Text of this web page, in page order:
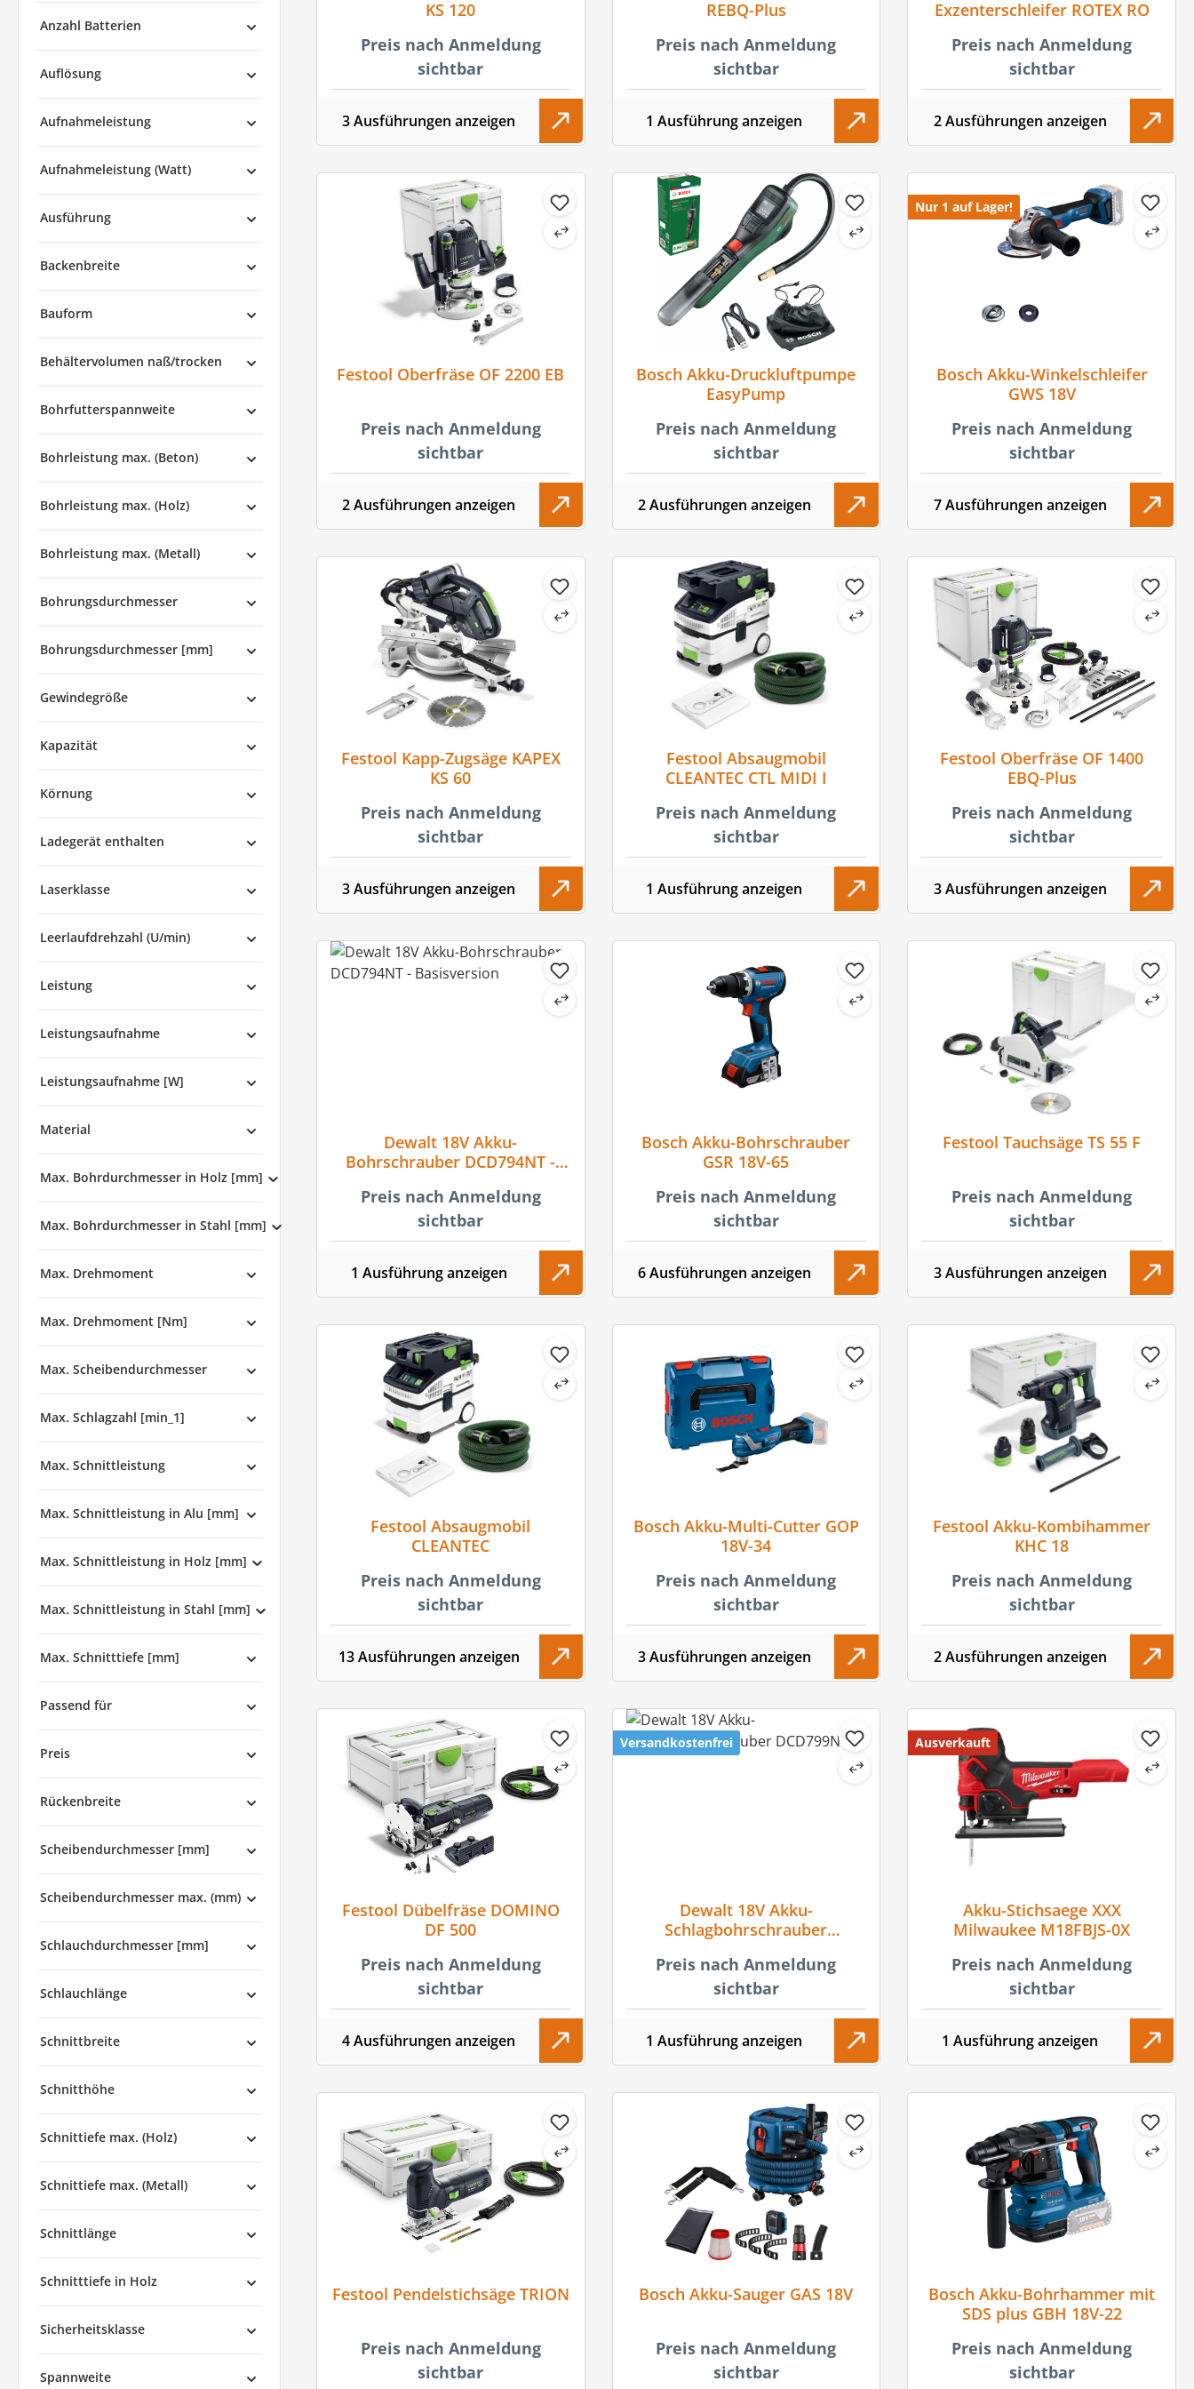
Anzahl Batterien
Auflösung
Aufnahmeleistung
Aufnahmeleistung (Watt)
Ausführung
Backenbreite
Bauform
Behältervolumen naß/trocken
Bohrfutterspannweite
Bohrleistung max. (Beton)
Bohrleistung max. (Holz)
Bohrleistung max. (Metall)
Bohrungsdurchmesser
Bohrungsdurchmesser [mm]
Gewindegröße
Kapazität
Körnung
Ladegerät enthalten
Laserklasse
Leerlaufdrehzahl (U/min)
Leistung
Leistungsaufnahme
Leistungsaufnahme [W]
Material
Max. Bohrdurchmesser in Holz [mm]
Max. Bohrdurchmesser in Stahl [mm]
Max. Drehmoment
Max. Drehmoment [Nm]
Max. Scheibendurchmesser
Max. Schlagzahl [min_1]
Max. Schnittleistung
Max. Schnittleistung in Alu [mm]
Max. Schnittleistung in Holz [mm]
Max. Schnittleistung in Stahl [mm]
Max. Schnitttiefe [mm]
Passend für
Preis
Rückenbreite
Scheibendurchmesser [mm]
Scheibendurchmesser max. (mm)
Schlauchdurchmesser [mm]
Schlauchlänge
Schnittbreite
Schnitthöhe
Schnittiefe max. (Holz)
Schnittiefe max. (Metall)
Schnittlänge
Schnitttiefe in Holz
Sicherheitsklasse
Spannweite
KS 120
Preis nach Anmeldung
sichtbar
3 Ausführungen anzeigen
REBQ-Plus
Preis nach Anmeldung
sichtbar
1 Ausführung anzeigen
Exzenterschleifer ROTEX RO
Preis nach Anmeldung
sichtbar
2 Ausführungen anzeigen
Festool Oberfräse OF 2200 EB
Preis nach Anmeldung
sichtbar
2 Ausführungen anzeigen
Bosch Akku-Druckluftpumpe
EasyPump
Preis nach Anmeldung
sichtbar
2 Ausführungen anzeigen
Nur 1 auf Lager!
Bosch Akku-Winkelschleifer
GWS 18V
Preis nach Anmeldung
sichtbar
7 Ausführungen anzeigen
Festool Kapp-Zugsäge KAPEX
KS 60
Preis nach Anmeldung
sichtbar
3 Ausführungen anzeigen
Festool Absaugmobil
CLEANTEC CTL MIDI I
Preis nach Anmeldung
sichtbar
1 Ausführung anzeigen
Festool Oberfräse OF 1400
EBQ-Plus
Preis nach Anmeldung
sichtbar
3 Ausführungen anzeigen
Dewalt 18V Akku-
Bohrschrauber DCD794NT -
Preis nach Anmeldung
sichtbar
1 Ausführung anzeigen
Bosch Akku-Bohrschrauber
GSR 18V-65
Preis nach Anmeldung
sichtbar
6 Ausführungen anzeigen
Festool Tauchsäge TS 55 F
Preis nach Anmeldung
sichtbar
3 Ausführungen anzeigen
Festool Absaugmobil
CLEANTEC
Preis nach Anmeldung
sichtbar
13 Ausführungen anzeigen
Bosch Akku-Multi-Cutter GOP
18V-34
Preis nach Anmeldung
sichtbar
3 Ausführungen anzeigen
Festool Akku-Kombihammer
KHC 18
Preis nach Anmeldung
sichtbar
2 Ausführungen anzeigen
Festool Dübelfräse DOMINO
DF 500
Preis nach Anmeldung
sichtbar
4 Ausführungen anzeigen
Versandkostenfrei
Dewalt 18V Akku-
Schlagbohrschrauber
Preis nach Anmeldung
sichtbar
1 Ausführung anzeigen
Ausverkauft
Akku-Stichsaege XXX
Milwaukee M18FBJS-0X
Preis nach Anmeldung
sichtbar
1 Ausführung anzeigen
Festool Pendelstichsäge TRION
Preis nach Anmeldung
sichtbar
Bosch Akku-Sauger GAS 18V
Preis nach Anmeldung
sichtbar
Bosch Akku-Bohrhammer mit
SDS plus GBH 18V-22
Preis nach Anmeldung
sichtbar